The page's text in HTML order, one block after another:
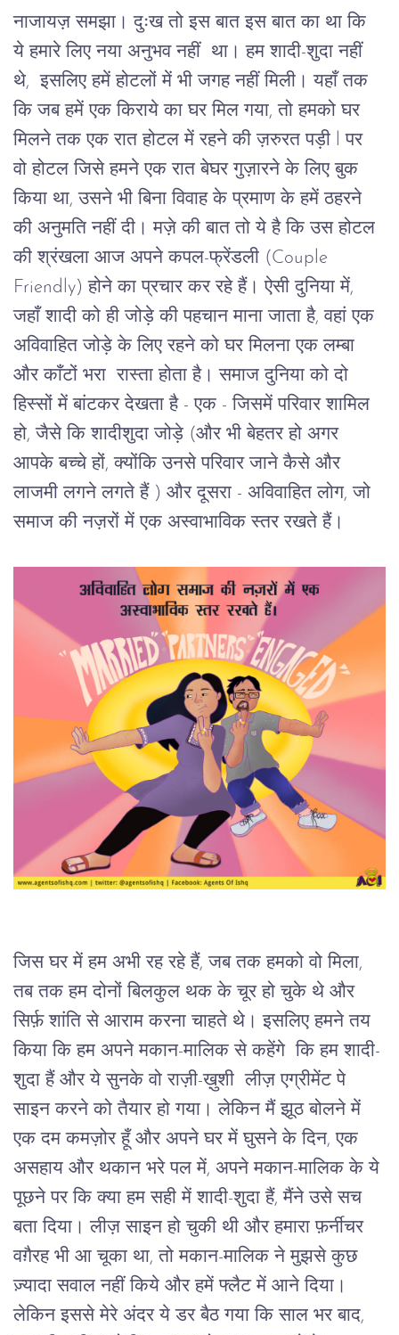
नाजायज़ समझा। दुःख तो इस बात इस बात का था कि
ये हमारे लिए नया अनुभव नहीं  था। हम शादी-शुदा नहीं
थे,  इसलिए हमें होटलों में भी जगह नहीं मिली। यहाँ तक
कि जब हमें एक किराये का घर मिल गया, तो हमको घर
मिलने तक एक रात होटल में रहने की ज़रुरत पड़ी l पर
वो होटल जिसे हमने एक रात बेघर गुज़ारने के लिए बुक
किया था, उसने भी बिना विवाह के प्रमाण के हमें ठहरने
की अनुमति नहीं दी। मज़े की बात तो ये है कि उस होटल
की श्रंखला आज अपने कपल-फ्रेंडली (Couple
Friendly) होने का प्रचार कर रहे हैं। ऐसी दुनिया में,
जहाँ शादी को ही जोड़े की पहचान माना जाता है, वहां एक
अविवाहित जोड़े के लिए रहने को घर मिलना एक लम्बा
और काँटों भरा  रास्ता होता है। समाज दुनिया को दो
हिस्सों में बांटकर देखता है - एक - जिसमें परिवार शामिल
हो, जैसे कि शादीशुदा जोड़े (और भी बेहतर हो अगर
आपके बच्चे हों, क्योंकि उनसे परिवार जाने कैसे और
लाजमी लगने लगते हैं ) और दूसरा - अविवाहित लोग, जो
समाज की नज़रों में एक अस्वाभाविक स्तर रखते हैं।
जिस घर में हम अभी रह रहे हैं, जब तक हमको वो मिला,
तब तक हम दोनों बिलकुल थक के चूर हो चुके थे और
सिर्फ़ शांति से आराम करना चाहते थे। इसलिए हमने तय
किया कि हम अपने मकान-मालिक से कहेंगे  कि हम शादी-
शुदा हैं और ये सुनके वो राज़ी-ख़ुशी  लीज़ एग्रीमेंट पे
साइन करने को तैयार हो गया। लेकिन मैं झूठ बोलने में
एक दम कमज़ोर हूँ और अपने घर में घुसने के दिन, एक
असहाय और थकान भरे पल में, अपने मकान-मालिक के ये
पूछने पर कि क्या हम सही में शादी-शुदा हैं, मैंने उसे सच
बता दिया। लीज़ साइन हो चुकी थी और हमारा फ़र्नीचर
वग़ैरह भी आ चूका था, तो मकान-मालिक ने मुझसे कुछ
ज़्यादा सवाल नहीं किये और हमें फ्लैट में आने दिया।
लेकिन इससे मेरे अंदर ये डर बैठ गया कि साल भर बाद,